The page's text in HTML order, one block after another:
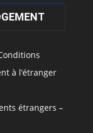
à l’étranger
étrangers –